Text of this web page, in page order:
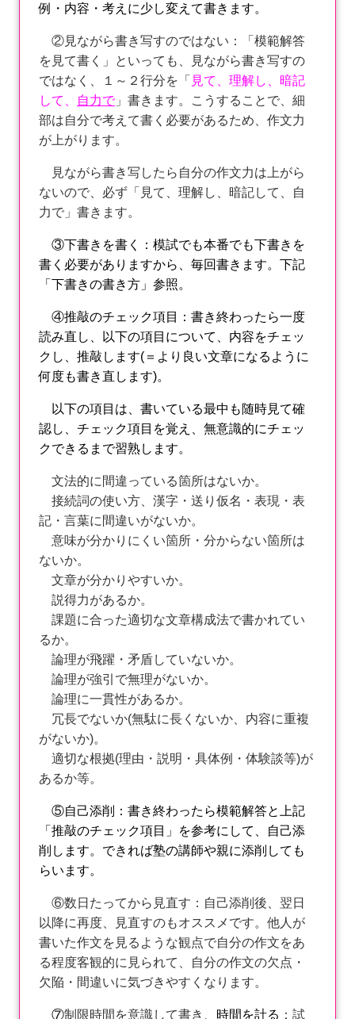
例・内容・考えに少し変えて書きます。
②見ながら書き写すのではない：「模範解答
を見て書く」といっても、見ながら書き写すの
ではなく、１～２行分を「 見て、理解し、暗記
して、
自力で」書きます。こうすることで、細
部は自分で考えて書く必要があるため、作文力
が上がります。
見ながら書き写したら自分の作文力は上がら
ないので、必ず「見て、理解し、暗記して、自
力で」書きます。
③下書きを書く：模試でも本番でも下書きを
書く必要がありますから、毎回書きます。下記
「下書きの書き方」参照。
④推敲のチェック項目：書き終わったら一度
読み直し、以下の項目について、内容をチェッ
クし、推敲します(＝より良い文章になるように
何度も書き直します)。
以下の項目は、書いている最中も随時見て確
認し、チェック項目を覚え、無意識的にチェッ
クできるまで習熟します。
文法的に間違っている箇所はないか。
接続詞の使い方、漢字・送り仮名・表現・表
記・言葉に間違いがないか。
意味が分かりにくい箇所・分からない箇所は
ないか。
文章が分かりやすいか。
説得力があるか。
課題に合った適切な文章構成法で書かれてい
るか。
論理が飛躍・矛盾していないか。
論理が強引で無理がないか。
論理に一貫性があるか。
冗長でないか(無駄に長くないか、内容に重複
がないか)。
適切な根拠(理由・説明・具体例・体験談等)が
あるか等。
⑤自己添削：書き終わったら模範解答と上記
「推敲のチェック項目」を参考にして、自己添
削します。できれば塾の講師や親に添削しても
らいます。
⑥数日たってから見直す：自己添削後、翌日
以降に再度、見直すのもオススメです。他人が
書いた作文を見るような観点で自分の作文をあ
る程度客観的に見られて、自分の作文の欠点・
欠陥・間違いに気づきやすくなります。
⑦制限時間を意識して書き、 時間を計る ：試